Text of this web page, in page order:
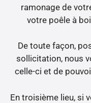
ramonage de
votre poêle à
De toute façon,
sollicitation, nous
celle-ci et de
En troisième lieu, si